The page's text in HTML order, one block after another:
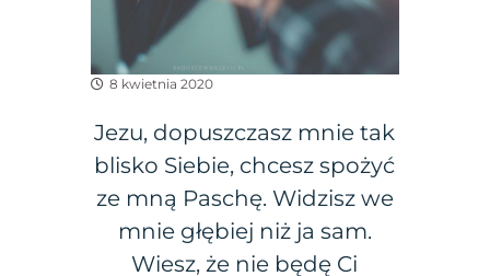
8 kwietnia 2020
Jezu, dopuszczasz mnie tak
blisko Siebie, chcesz spożyć
ze mną Paschę. Widzisz we
mnie głębiej niż ja sam.
Wiesz, że nie będę Ci